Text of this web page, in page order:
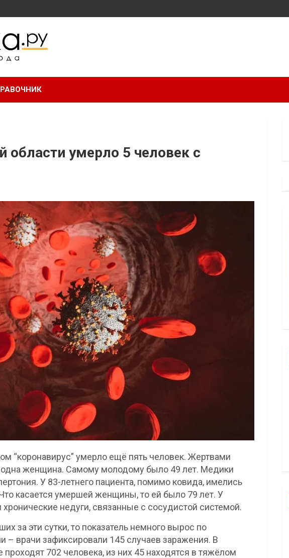
области умерло 5 человек с
“коронавирус” умерло ещё пять человек. Жертвами
женщина. Самому молодому было 49 лет. Медики
У 83-летнего пациента, помимо ковида, имелись
касается умершей женщины, то ей было 79 лет. У
недуги, связанные с сосудистой системой.
за эти сутки, то показатель немного вырос по
врачи зафиксировали 145 случаев заражения. В
702 человека, из них 45 находятся в тяжёлом